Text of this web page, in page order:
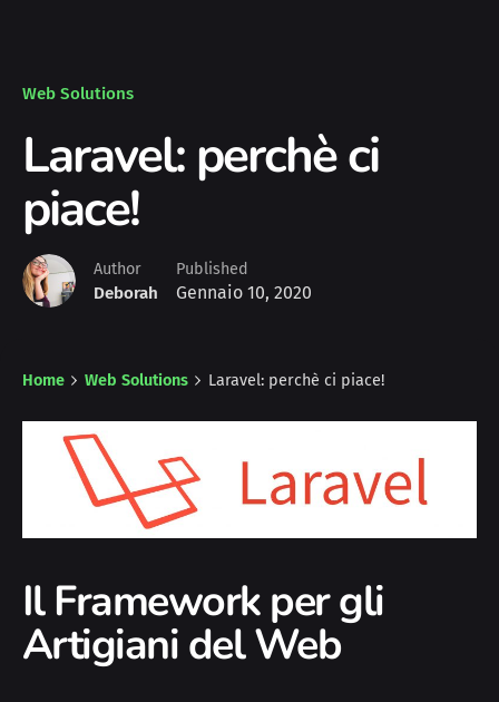
Web Solutions
Laravel: perchè ci
piace!
Author
Deborah
Published
Gennaio 10, 2020
Home Web Solutions Laravel: perchè ci piace!
Il Framework per gli
Artigiani del Web